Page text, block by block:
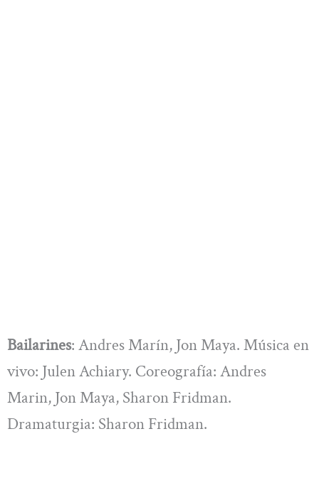
Bailarines: Andres Marín, Jon Maya. Música en
vivo: Julen Achiary. Coreografía: Andres
Marin, Jon Maya, Sharon Fridman.
Dramaturgia: Sharon Fridman.